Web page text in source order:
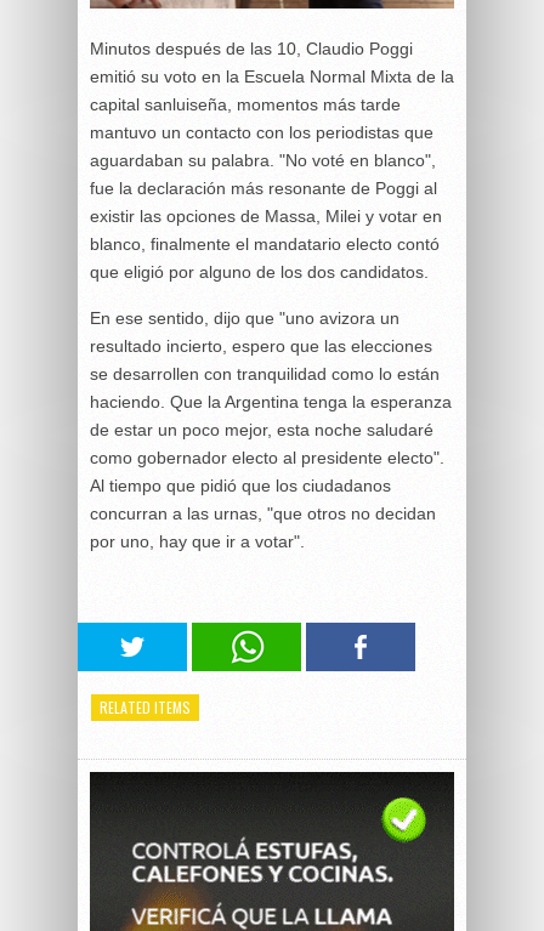
Minutos después de las 10, Claudio Poggi
emitió su voto en la Escuela Normal Mixta de la
capital sanluiseña, momentos más tarde
mantuvo un contacto con los periodistas que
aguardaban su palabra. "No voté en blanco",
fue la declaración más resonante de Poggi al
existir las opciones de Massa, Milei y votar en
blanco, finalmente el mandatario electo contó
que eligió por alguno de los dos candidatos.
En ese sentido, dijo que "uno avizora un
resultado incierto, espero que las elecciones
se desarrollen con tranquilidad como lo están
haciendo. Que la Argentina tenga la esperanza
de estar un poco mejor, esta noche saludaré
como gobernador electo al presidente electo".
Al tiempo que pidió que los ciudadanos
concurran a las urnas, "que otros no decidan
por uno, hay que ir a votar".
RELATED ITEMS